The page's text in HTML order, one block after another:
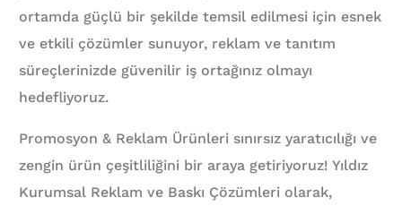
ortamda güçlü bir şekilde temsil edilmesi için esnek
ve etkili çözümler sunuyor, reklam ve tanıtım
süreçlerinizde güvenilir iş ortağınız olmayı
hedefliyoruz.
Promosyon & Reklam Ürünleri sınırsız yaratıcılığı ve
zengin ürün çeşitliliğini bir araya getiriyoruz! Yıldız
Kurumsal Reklam ve Baskı Çözümleri olarak,